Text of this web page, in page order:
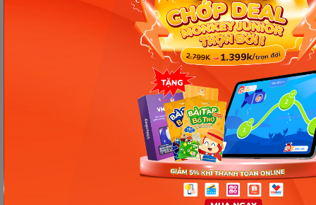
psychiatrist
học
social worker
người làm công
tác xã hội
surgeon
bác sĩ phẫu
thuật
vet hoặc
veterinary
bác sĩ thú y